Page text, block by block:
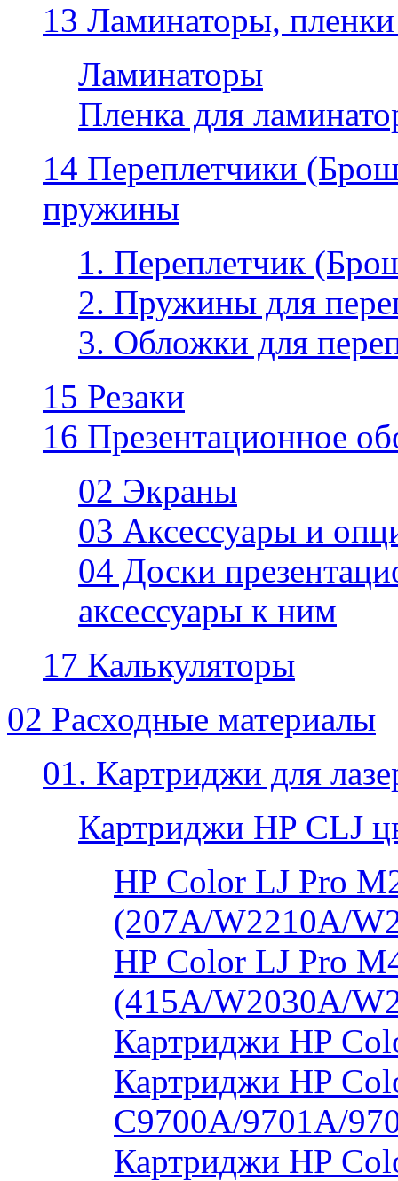
13 Ламинаторы,
Ламинаторы
Пленка для
14 Переплетчики
пружины
1. Переплетчик
2. Пружины для
3. Обложки для
15 Резаки
16 Презентационное
02 Экраны
03 Аксессуары и
04 Доски
аксессуары к ним
17 Калькуляторы
02 Расходные материалы
01. Картриджи для
Картриджи HP CLJ
HP Color LJ Pro
(207A/W2210A/
HP Color LJ Pro
(415A/W2030A/
Картриджи HP
Картриджи HP
C9700A/9701A/
Картриджи HP